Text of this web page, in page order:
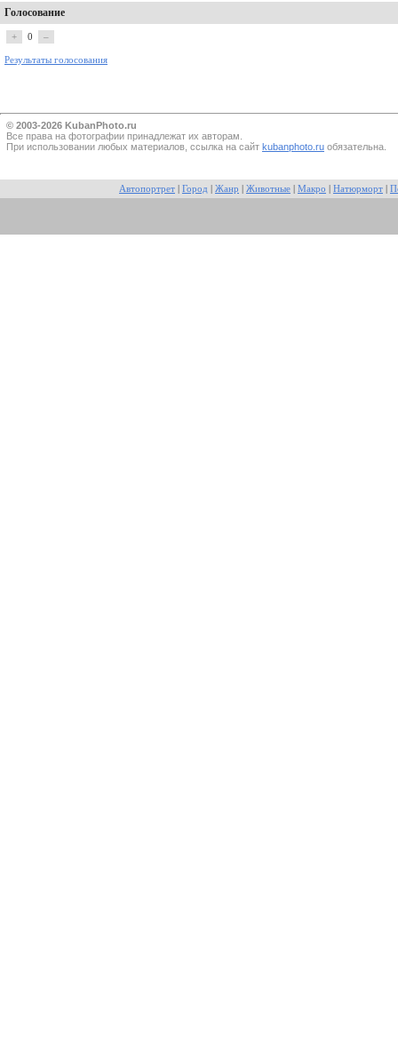
Голосование
+ 0 –
Результаты голосования
© 2003-2026 KubanPhoto.ru
Все прaва на фотографии принадлежат их авторам.
При использовании любых материалов, ссылка на сайт kubanphoto.ru обязательна.
Автопортрет Город Жанр Животные Макро Натюрморт